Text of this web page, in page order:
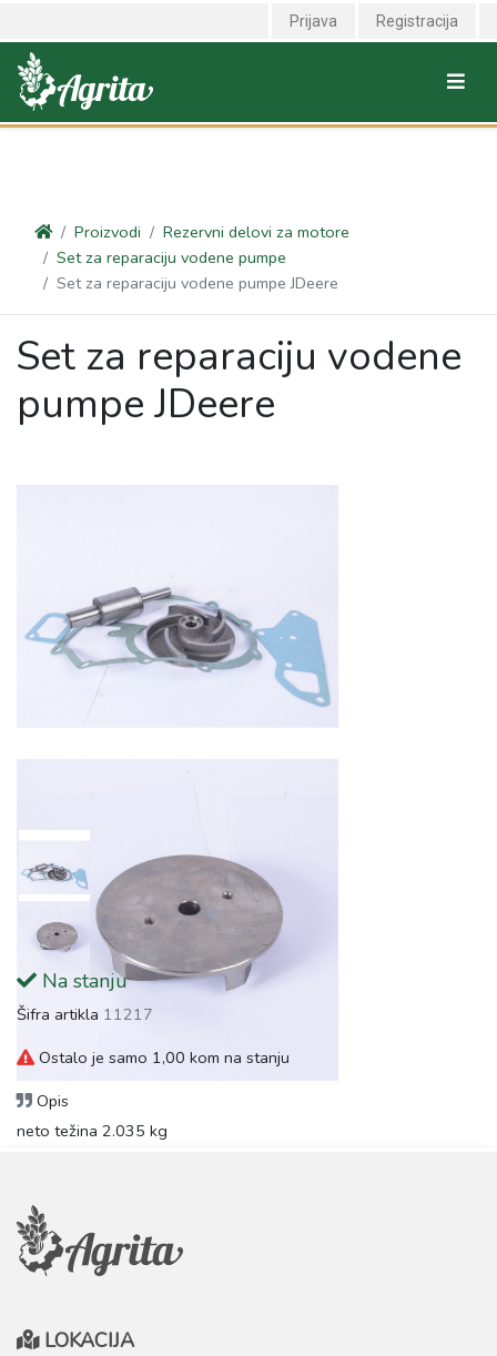
<link rel="canonical" href="https://agrita.rs/proizvodi/rezervni-delovi-
za-motore/set-za-reparaciju-vodene-pumpe/set-za-reparaciju-
vodene-pumpe-jdeere" />
Prijava Registracija
Proizvodi
Rezervni delovi za motore
Set za reparaciju vodene pumpe
Set za reparaciju vodene pumpe JDeere
Set za reparaciju vodene
pumpe JDeere
Na stanju
Šifra artikla 11217
Ostalo je samo 1,00 kom na stanju
Opis
neto težina 2.035 kg
LOKACIJA